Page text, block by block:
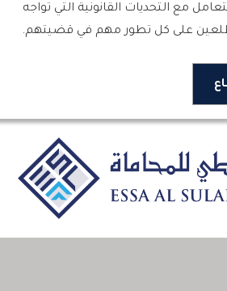
مع التحديات القانونية التي تواجه
على كل تطور مهم في قضيتهم.